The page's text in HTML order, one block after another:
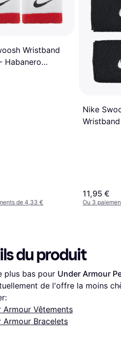
Wristband
Habanero
de 4,33 €
Nike
11,95 €
Ou 3
du produit
plus bas pour Under Armour
de l'offre la moins
Armour Vêtements
Armour Bracelets